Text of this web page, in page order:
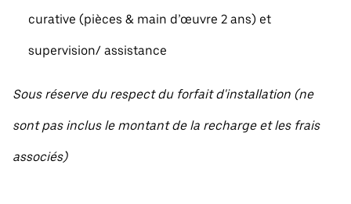
curative (pièces & main d’œuvre 2 ans) et
supervision/ assistance
Sous réserve du respect du forfait d'installation (ne
sont pas inclus le montant de la recharge et les frais
associés)